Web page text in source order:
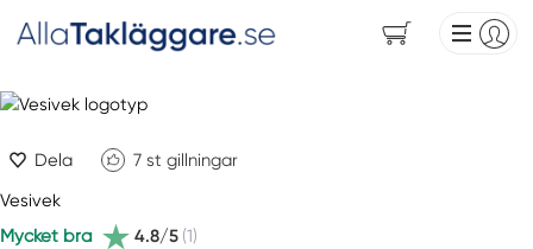
Dela 7 st gillningar
Vesivek
Mycket bra
4.8/5 (1)